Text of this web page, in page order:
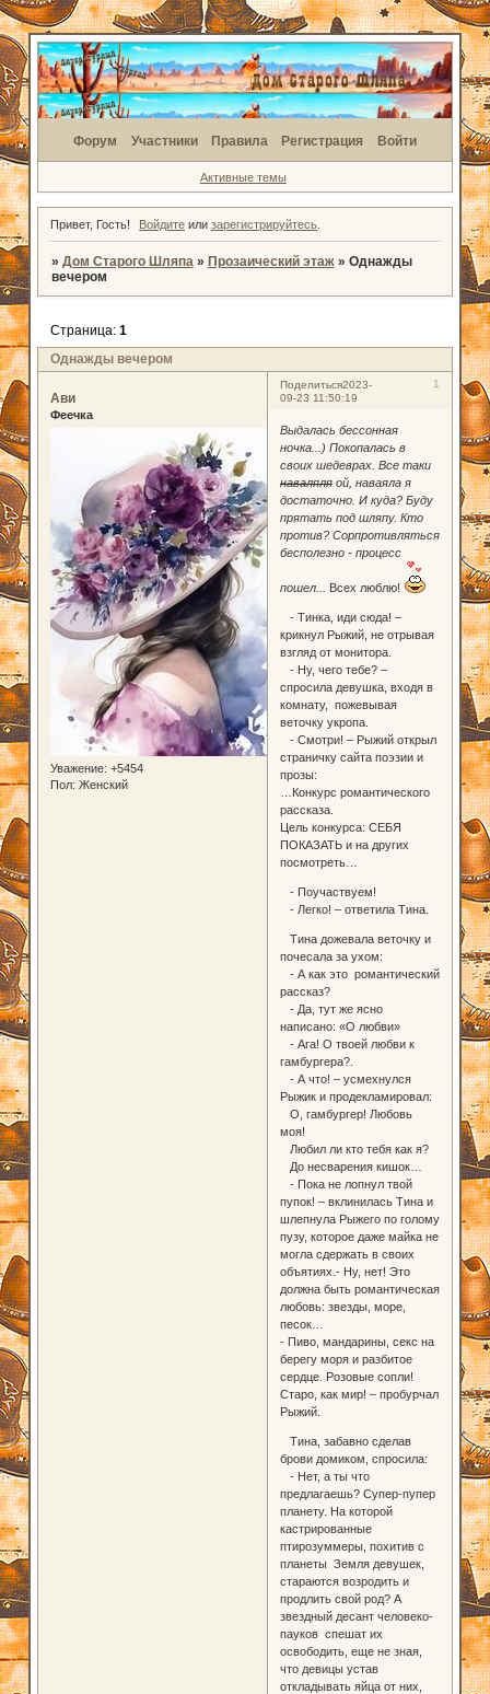
Форум Участники Правила Регистрация Войти
Активные темы
Привет, Гость! Войдите илизарегистрируйтесь
» Дом Старого Шляпа » Прозаический этаж » Однажды
вечером
Однажды вечером
Страница: 1
Поделиться 1
2023-
09-23 11:50:19
Ави
Феечка
Уважение: +5454
Пол: Женский
Выдалась бессонная
ночка...) Покопалась в
своих шедеврах. Все таки
наваляляой, наваяла я
достаточно. И куда? Буду
прятать под шляпу. Кто
против? Сорпротивляться
бесполезно - процесс
пошел... Всех люблю!
- Тинка, иди сюда! –
крикнул Рыжий, не отрывая
взгляд от монитора.
- Ну, чего тебе? –
спросила девушка, входя в
комнату, пожевывая
веточку укропа.
- Смотри! – Рыжий открыл
страничку сайта поэзии и
прозы:
…Конкурс романтического
рассказа.
Цель конкурса: СЕБЯ
ПОКАЗАТЬ и на других
посмотреть…
- Поучаствуем!
- Легко! – ответила Тина.
Тина дожевала веточку и
почесала за ухом:
- А как это романтический
рассказ?
- Да, тут же ясно
написано: «О любви»
- Ага! О твоей любви к
гамбургера?.
- А что! – усмехнулся
Рыжик и продекламировал:
О, гамбургер! Любовь
моя!
Любил ли кто тебя как я?
До несварения кишок…
- Пока не лопнул твой
пупок! – вклинилась Тина и
шлепнула Рыжего по голому
пузу, которое даже майка не
могла сдержать в своих
объятиях.- Ну, нет! Это
должна быть романтическая
любовь: звезды, море,
песок…
- Пиво, мандарины, секс на
берегу моря и разбитое
сердце. Розовые сопли!
Старо, как мир! – пробурчал
Рыжий.
Тина, забавно сделав
брови домиком, спросила:
- Нет, а ты что
предлагаешь? Супер-пупер
планету. На которой
кастрированные
птирозуммеры, похитив с
планеты Земля девушек,
стараются возродить и
продлить свой род? А
звездный десант человеко-
пауков спешат их
освободить, еще не зная,
что девицы устав
откладывать яйца от них,